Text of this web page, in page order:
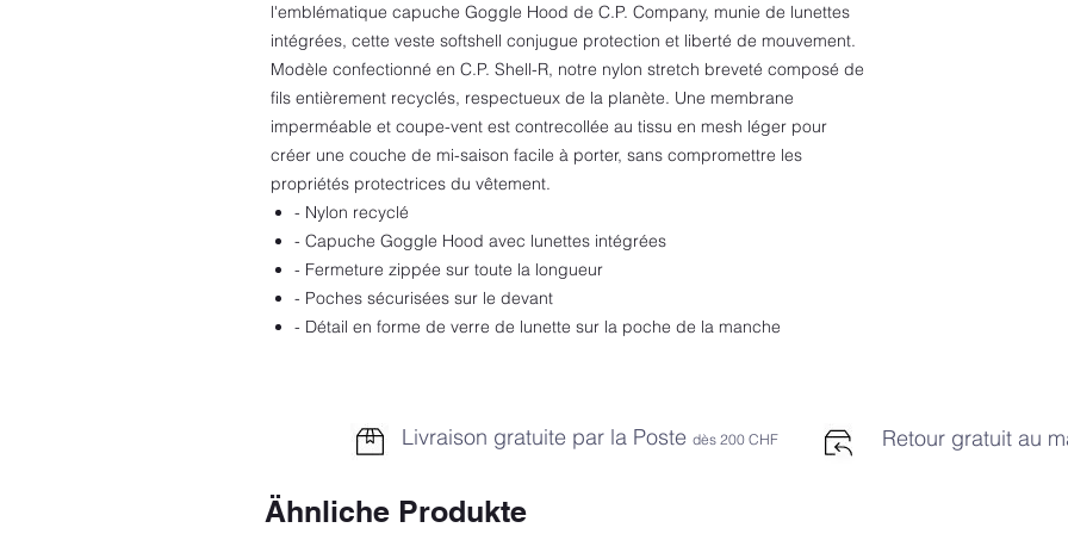
l'emblématique capuche Goggle Hood de C.P. Company, munie de lunettes
intégrées, cette veste softshell conjugue protection et liberté de mouvement.
Modèle confectionné en C.P. Shell-R, notre nylon stretch breveté composé de
fils entièrement recyclés, respectueux de la planète. Une membrane
imperméable et coupe-vent est contrecollée au tissu en mesh léger pour
créer une couche de mi-saison facile à porter, sans compromettre les
propriétés protectrices du vêtement.
- Nylon recyclé
- Capuche Goggle Hood avec lunettes intégrées
- Fermeture zippée sur toute la longueur
- Poches sécurisées sur le devant
- Détail en forme de verre de lunette sur la poche de la manche
Livraison gratuite par la Poste dès 200 CHF Retour gratuit au
Ähnliche Produkte